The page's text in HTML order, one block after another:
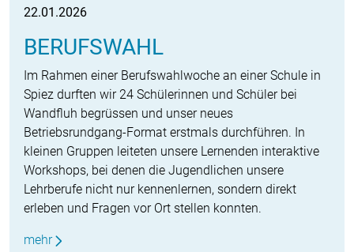
22.01.2026
BERUFSWAHL
Im Rahmen einer Berufswahlwoche an einer Schule in
Spiez durften wir 24 Schülerinnen und Schüler bei
Wandfluh begrüssen und unser neues
Betriebsrundgang-Format erstmals durchführen. In
kleinen Gruppen leiteten unsere Lernenden interaktive
Workshops, bei denen die Jugendlichen unsere
Lehrberufe nicht nur kennenlernen, sondern direkt
erleben und Fragen vor Ort stellen konnten.
mehr